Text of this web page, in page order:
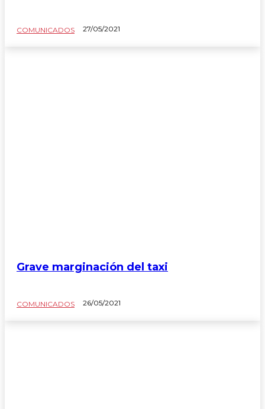
COMUNICADOS 27/05/2021
Grave marginación del taxi
COMUNICADOS 26/05/2021